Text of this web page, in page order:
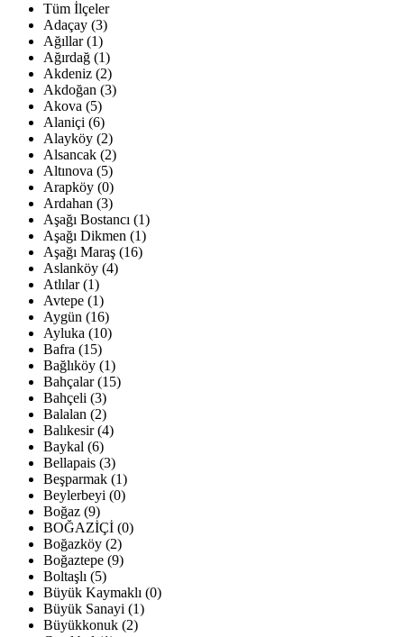
Tüm İlçeler
Adaçay (3)
Ağıllar (1)
Ağırdağ (1)
Akdeniz (2)
Akdoğan (3)
Akova (5)
Alaniçi (6)
Alayköy (2)
Alsancak (2)
Altınova (5)
Arapköy (0)
Ardahan (3)
Aşağı Bostancı (1)
Aşağı Dikmen (1)
Aşağı Maraş (16)
Aslanköy (4)
Atlılar (1)
Avtepe (1)
Aygün (16)
Ayluka (10)
Bafra (15)
Bağlıköy (1)
Bahçalar (15)
Bahçeli (3)
Balalan (2)
Balıkesir (4)
Baykal (6)
Bellapais (3)
Beşparmak (1)
Beylerbeyi (0)
Boğaz (9)
BOĞAZİÇİ (0)
Boğazköy (2)
Boğaztepe (9)
Boltaşlı (5)
Büyük Kaymaklı (0)
Büyük Sanayi (1)
Büyükkonuk (2)